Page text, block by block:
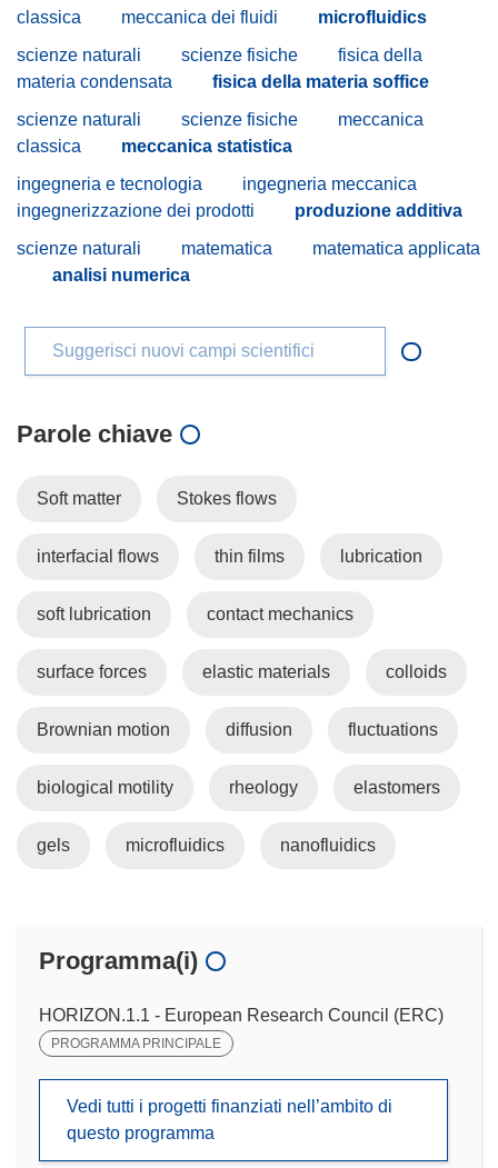
classica meccanica dei fluidi
microfluidics
scienze naturali
scienze fisiche
fisica della
materia condensata
fisica della materia soffice
scienze naturali
scienze fisiche
meccanica
classica
meccanica statistica
ingegneria e tecnologia
ingegneria meccanica
ingegnerizzazione dei prodotti
produzione additiva
scienze naturali
matematica
matematica applicata
analisi numerica
Suggerisci nuovi campi scientifici
Parole chiave
Soft matter Stokes flows
interfacial flows thin films lubrication
soft lubrication contact mechanics
surface forces elastic materials colloids
Brownian motion diffusion fluctuations
biological motility rheology elastomers
gels microfluidics nanofluidics
Programma(i)
HORIZON.1.1 - European Research Council (ERC)
PROGRAMMA PRINCIPALE
Vedi tutti i progetti finanziati nell’ambito di
questo programma